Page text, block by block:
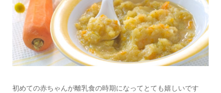
初めての赤ちゃんが離乳食の時期になってとても嬉しいです